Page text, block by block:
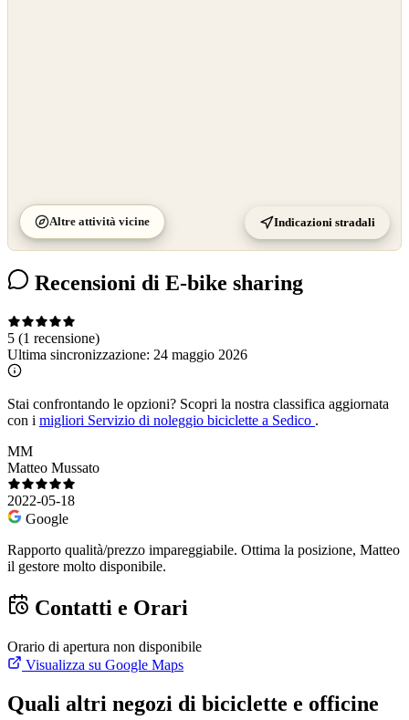
Altre attività vicine Indicazioni stradali
Recensioni di E-bike sharing
5 (1 recensione)
Ultima sincronizzazione: 24 maggio 2026
Stai confrontando le opzioni? Scopri la nostra classifica aggiornata
con i migliori Servizio di noleggio biciclette a Sedico .
MM
Matteo Mussato
2022-05-18
Google
Rapporto qualità/prezzo impareggiabile. Ottima la posizione, Matteo
il gestore molto disponibile.
Contatti e Orari
Orario di apertura non disponibile
Visualizza su Google Maps
Quali altri negozi di biciclette e officine